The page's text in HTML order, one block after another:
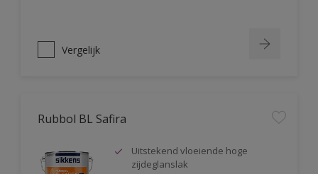
Vergelijk
Rubbol BL Safira
Uitstekend vloeiende hoge
zijdeglanslak